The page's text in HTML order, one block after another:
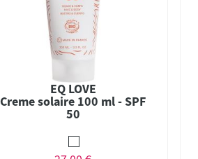
EQ LOVE
Creme solaire 100 ml - SPF
50